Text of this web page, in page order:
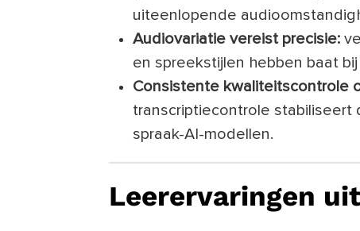
uiteenlopende
Audiovariatie vereist precisie:
en spreekstijlen hebben baat
Consistente kwaliteitscontrole
transcriptiecontrole
spraak-AI-modellen.
Leerervaringen